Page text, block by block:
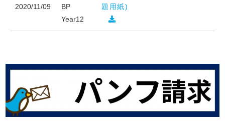
2020/11/09
BP
Year12
題用紙)